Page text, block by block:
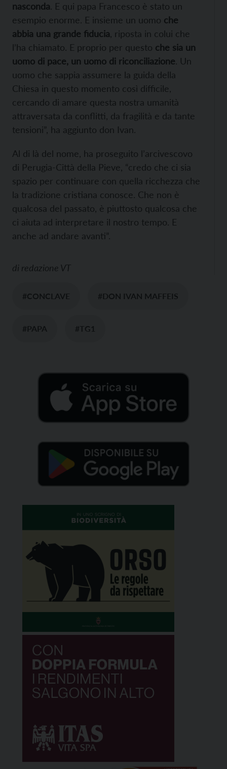
nasconda. E qui papa Francesco è stato un
esempio enorme. E insieme un uomo che
abbia una grande fiducia , riposta in colui che
l’ha chiamato. E proprio per questo che sia un
uomo di pace, un uomo di riconciliazione. Un
uomo che sappia assumere la guida della
Chiesa in questo momento così difficile,
cercando di amare questa nostra umanità
attraversata da conflitti, da fragilità e da tante
tensioni”, ha aggiunto don Ivan.
Al di là del nome, ha proseguito l’arcivescovo
di Perugia-Città della Pieve, “credo che ci sia
spazio per continuare con quella ricchezza che
la tradizione cristiana conosce. Che non è
qualcosa del passato, è piuttosto qualcosa che
ci aiuta ad interpretare il nostro tempo. E
anche ad andare avanti”.
di redazione VT
#CONCLAVE #DON IVAN MAFFEIS
#PAPA #TG1